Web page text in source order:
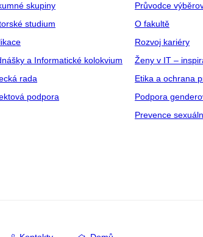
skupiny
studium
a Informatické kolokvium
rada
podpora
Průvodce
O fakultě
Rozvoj kariéry
Ženy v IT –
Etika a ochrana
Podpora
Prevence